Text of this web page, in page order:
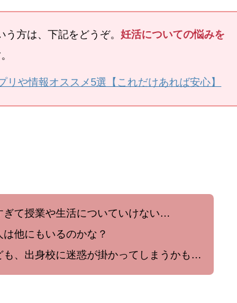
う方は、下記をどうぞ。 妊活についての悩みを
リや情報オススメ5選【これだけあれば安心】
ぎて授業や生活についていけない…
は他にもいるのかな？
も、出身校に迷惑が掛かってしまうかも…